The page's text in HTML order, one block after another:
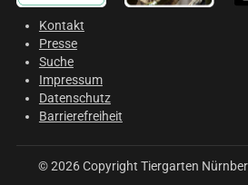
Kontakt
Presse
Suche
Impressum
Datenschutz
Barrierefreiheit
© 2026 Copyright Tiergarten